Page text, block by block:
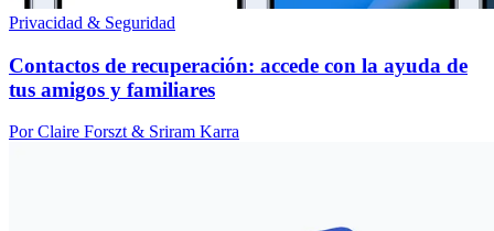
Privacidad & Seguridad
Contactos de recuperación: accede con la ayuda de
tus amigos y familiares
Por Claire Forszt & Sriram Karra